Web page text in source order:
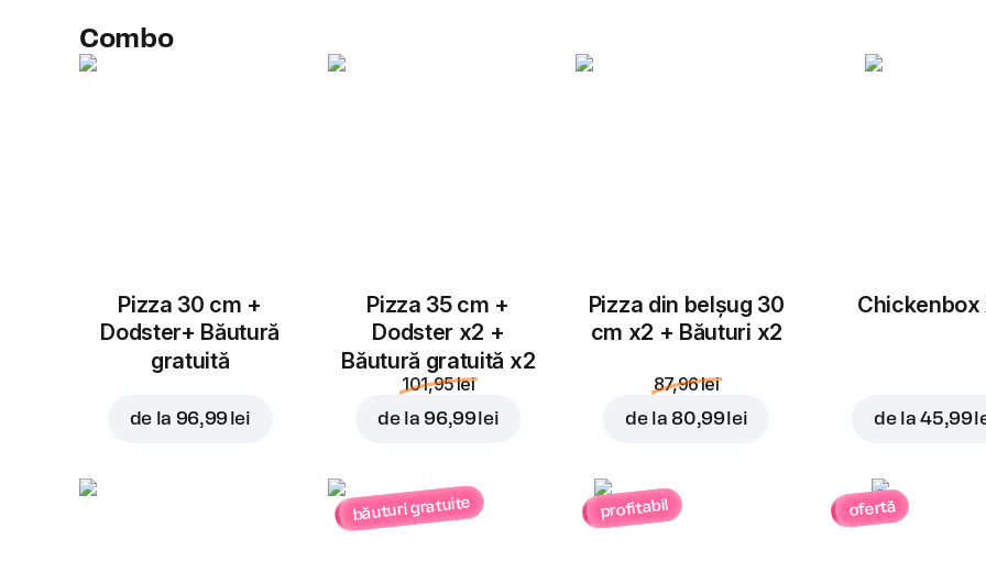
Adaugă topping
3,00 lei
Combo
Pizza 30 cm +
Dodster+ Băutură
gratuită
de la 96,99 lei
Pizza 35 cm +
Dodster x2 +
Băutură gratuită x2
101,95 lei
de la 96,99 lei
Pizza din belșug 30
cm x2 + Băuturi x2
87,96 lei
de la 80,99 lei
Chickenbox
de la45,99
băuturi gratuite profitabil ofertă